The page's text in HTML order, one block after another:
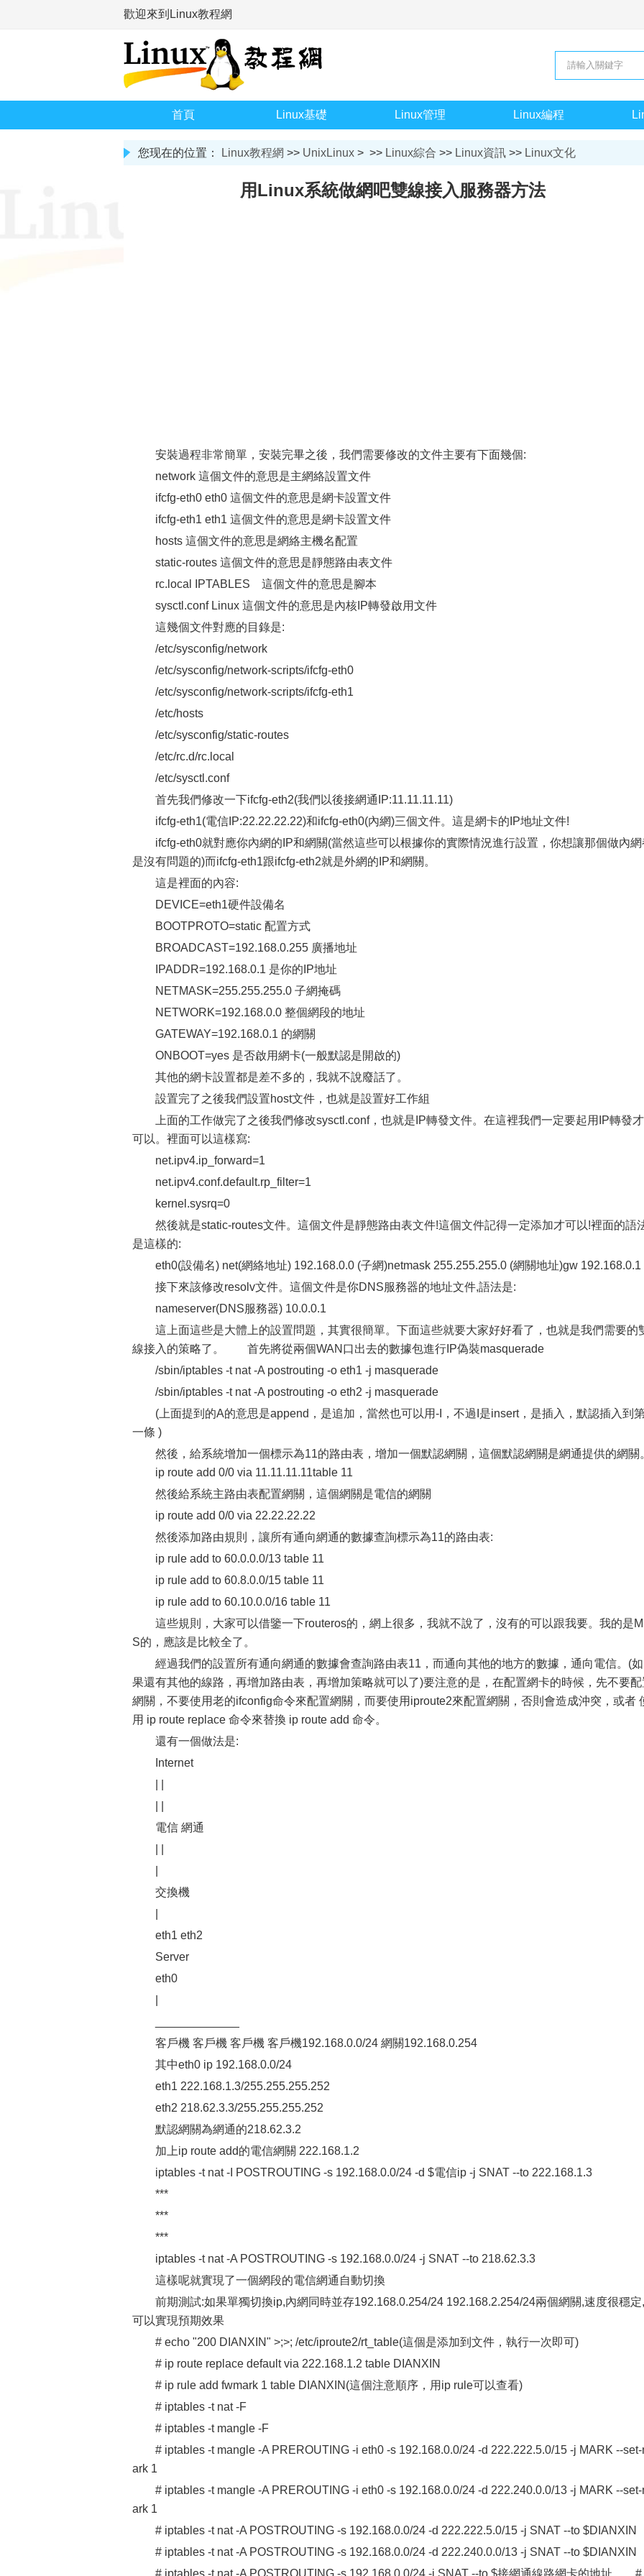
歡迎來到Linux教程網
首頁 Linux基礎 Linux管理 Linux編程
您现在的位置： Linux教程網 >> UnixLinux > >> Linux綜合 >> Linux資訊 >> Linux文化
用Linux系統做網吧雙線接入服務器方法
安裝過程非常簡單，安裝完畢之後，我們需要修改的文件主要有下面幾個:
network 這個文件的意思是主網絡設置文件
ifcfg-eth0 eth0 這個文件的意思是網卡設置文件
ifcfg-eth1 eth1 這個文件的意思是網卡設置文件
hosts 這個文件的意思是網絡主機名配置
static-routes 這個文件的意思是靜態路由表文件
rc.local IPTABLES 這個文件的意思是腳本
sysctl.conf Linux 這個文件的意思是內核IP轉發啟用文件
這幾個文件對應的目錄是:
/etc/sysconfig/network
/etc/sysconfig/network-scripts/ifcfg-eth0
/etc/sysconfig/network-scripts/ifcfg-eth1
/etc/hosts
/etc/sysconfig/static-routes
/etc/rc.d/rc.local
/etc/sysctl.conf
首先我們修改一下ifcfg-eth2(我們以後接網通IP:11.11.11.11)
ifcfg-eth1(電信IP:22.22.22.22)和ifcfg-eth0(內網)三個文件。這是網卡的IP地址文件!
ifcfg-eth0就對應你內網的IP和網關(當然這些可以根據你的實際情況進行設置，你想讓那個做內網
是沒有問題的)而ifcfg-eth1跟ifcfg-eth2就是外網的IP和網關。
這是裡面的內容:
DEVICE=eth1硬件設備名
BOOTPROTO=static 配置方式
BROADCAST=192.168.0.255 廣播地址
IPADDR=192.168.0.1 是你的IP地址
NETMASK=255.255.255.0 子網掩碼
NETWORK=192.168.0.0 整個網段的地址
GATEWAY=192.168.0.1 的網關
ONBOOT=yes 是否啟用網卡(一般默認是開啟的)
其他的網卡設置都是差不多的，我就不說廢話了。
設置完了之後我們設置host文件，也就是設置好工作組
上面的工作做完了之後我們修改sysctl.conf，也就是IP轉發文件。在這裡我們一定要起用IP轉發才
可以。裡面可以這樣寫:
net.ipv4.ip_forward=1
net.ipv4.conf.default.rp_filter=1
kernel.sysrq=0
然後就是static-routes文件。這個文件是靜態路由表文件!這個文件記得一定添加才可以!裡面的語
是這樣的:
eth0(設備名) net(網絡地址) 192.168.0.0 (子網)netmask 255.255.255.0 (網關地址)gw 192.168.0.1
接下來該修改resolv文件。這個文件是你DNS服務器的地址文件,語法是:
nameserver(DNS服務器) 10.0.0.1
這上面這些是大體上的設置問題，其實很簡單。下面這些就要大家好好看了，也就是我們需要的
線接入的策略了。 首先將從兩個WAN口出去的數據包進行IP偽裝masquerade
/sbin/iptables -t nat -A postrouting -o eth1 -j masquerade
/sbin/iptables -t nat -A postrouting -o eth2 -j masquerade
(上面提到的A的意思是append，是追加，當然也可以用-I，不過I是insert，是插入，默認插入到
一條 )
然後，給系統增加一個標示為11的路由表，增加一個默認網關，這個默認網關是網通提供的網關
ip route add 0/0 via 11.11.11.11table 11
然後給系統主路由表配置網關，這個網關是電信的網關
ip route add 0/0 via 22.22.22.22
然後添加路由規則，讓所有通向網通的數據查詢標示為11的路由表:
ip rule add to 60.0.0.0/13 table 11
ip rule add to 60.8.0.0/15 table 11
ip rule add to 60.10.0.0/16 table 11
這些規則，大家可以借鑒一下routeros的，網上很多，我就不說了，沒有的可以跟我要。我的是
S的，應該是比較全了。
經過我們的設置所有通向網通的數據會查詢路由表11，而通向其他的地方的數據，通向電信。(如
果還有其他的線路，再增加路由表，再增加策略就可以了)要注意的是，在配置網卡的時候，先不要配
網關，不要使用老的ifconfig命令來配置網關，而要使用iproute2來配置網關，否則會造成沖突，或者
用 ip route replace 命令來替換 ip route add 命令。
還有一個做法是:
Internet
電信 網通
交換機
eth1 eth2
Server
eth0
客戶機 客戶機 客戶機 客戶機192.168.0.0/24 網關192.168.0.254
其中eth0 ip 192.168.0.0/24
eth1 222.168.1.3/255.255.255.252
eth2 218.62.3.3/255.255.255.252
默認網關為網通的218.62.3.2
加上ip route add的電信網關 222.168.1.2
iptables -t nat -I POSTROUTING -s 192.168.0.0/24 -d $電信ip -j SNAT --to 222.168.1.3
***
***
***
iptables -t nat -A POSTROUTING -s 192.168.0.0/24 -j SNAT --to 218.62.3.3
這樣呢就實現了一個網段的電信網通自動切換
前期測試:如果單獨切換ip,內網同時並存192.168.0.254/24 192.168.2.254/24兩個網關,速度很穩定,
可以實現預期效果
# echo "200 DIANXIN" >;>; /etc/iproute2/rt_table(這個是添加到文件，執行一次即可)
# ip route replace default via 222.168.1.2 table DIANXIN
# ip rule add fwmark 1 table DIANXIN(這個注意順序，用ip rule可以查看)
# iptables -t nat -F
# iptables -t mangle -F
# iptables -t mangle -A PREROUTING -i eth0 -s 192.168.0.0/24 -d 222.222.5.0/15 -j MARK --set-
ark 1
# iptables -t mangle -A PREROUTING -i eth0 -s 192.168.0.0/24 -d 222.240.0.0/13 -j MARK --set-
ark 1
# iptables -t nat -A POSTROUTING -s 192.168.0.0/24 -d 222.222.5.0/15 -j SNAT --to $DIANXIN
# iptables -t nat -A POSTROUTING -s 192.168.0.0/24 -d 222.240.0.0/13 -j SNAT --to $DIANXIN
# iptables -t nat -A POSTROUTING -s 192.168.0.0/24 -j SNAT --to $接網通線路網卡的地址 #